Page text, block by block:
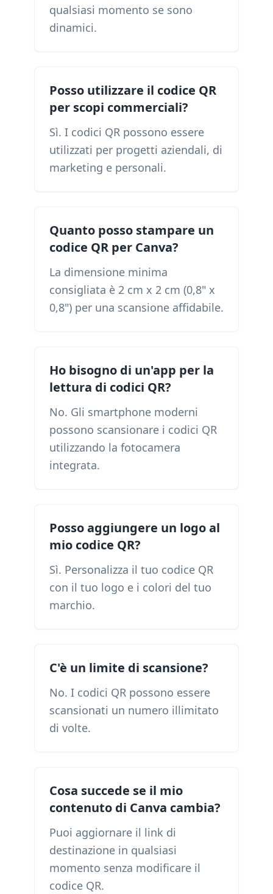
qualsiasi momento se sono
dinamici.
Posso utilizzare il codice QR
per scopi commerciali?
Sì. I codici QR possono essere
utilizzati per progetti aziendali, di
marketing e personali.
Quanto posso stampare un
codice QR per Canva?
La dimensione minima
consigliata è 2 cm x 2 cm (0,8" x
0,8") per una scansione affidabile.
Ho bisogno di un'app per la
lettura di codici QR?
No. Gli smartphone moderni
possono scansionare i codici QR
utilizzando la fotocamera
integrata.
Posso aggiungere un logo al
mio codice QR?
Sì. Personalizza il tuo codice QR
con il tuo logo e i colori del tuo
marchio.
C'è un limite di scansione?
No. I codici QR possono essere
scansionati un numero illimitato
di volte.
Cosa succede se il mio
contenuto di Canva cambia?
Puoi aggiornare il link di
destinazione in qualsiasi
momento senza modificare il
codice QR.